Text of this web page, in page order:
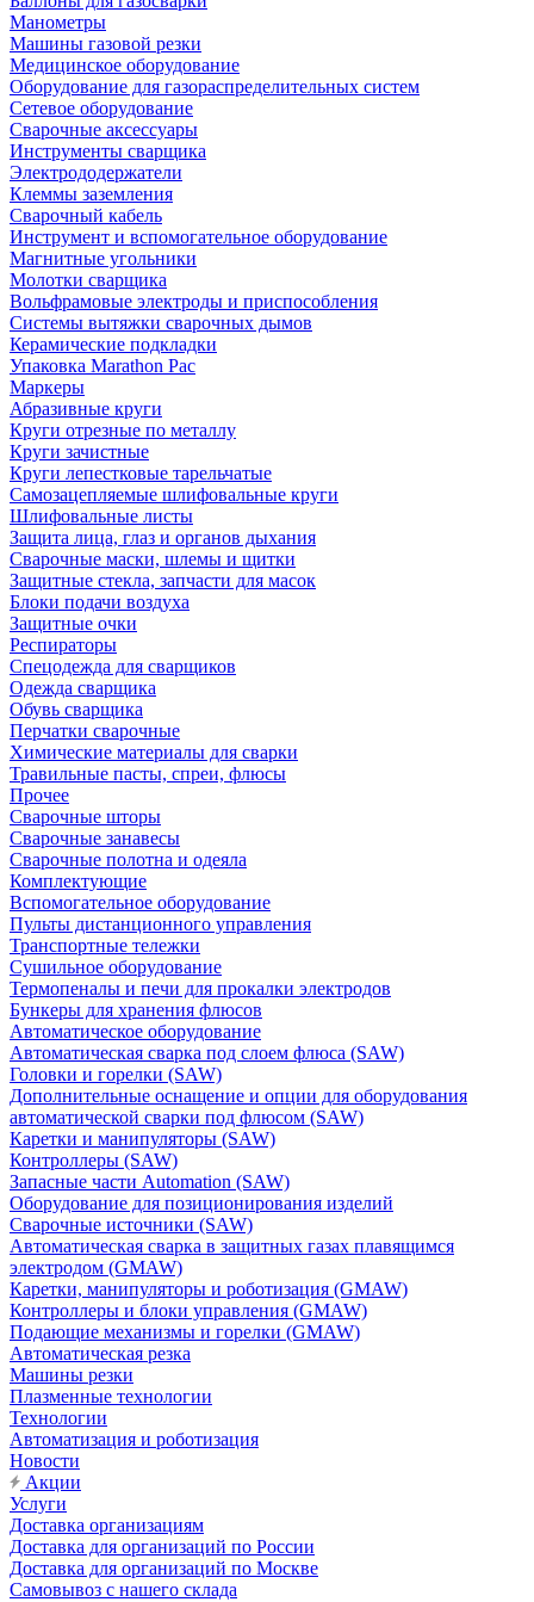
Манометры
Машины газовой резки
Медицинское оборудование
Оборудование для газораспределительных систем
Сетевое оборудование
Сварочные аксессуары
Инструменты сварщика
Электрододержатели
Клеммы заземления
Сварочный кабель
Инструмент и вспомогательное оборудование
Магнитные угольники
Молотки сварщика
Вольфрамовые электроды и приспособления
Системы вытяжки сварочных дымов
Керамические подкладки
Упаковка Marathon Pac
Маркеры
Абразивные круги
Круги отрезные по металлу
Круги зачистные
Круги лепестковые тарельчатые
Самозацепляемые шлифовальные круги
Шлифовальные листы
Защита лица, глаз и органов дыхания
Сварочные маски, шлемы и щитки
Защитные стекла, запчасти для масок
Блоки подачи воздуха
Защитные очки
Респираторы
Спецодежда для сварщиков
Одежда сварщика
Обувь сварщика
Перчатки сварочные
Химические материалы для сварки
Травильные пасты, спреи, флюсы
Прочее
Сварочные шторы
Сварочные занавесы
Сварочные полотна и одеяла
Комплектующие
Вспомогательное оборудование
Пульты дистанционного управления
Транспортные тележки
Сушильное оборудование
Термопеналы и печи для прокалки электродов
Бункеры для хранения флюсов
Автоматическое оборудование
Автоматическая сварка под слоем флюса (SAW)
Головки и горелки (SAW)
Дополнительные оснащение и опции для оборудования
автоматической сварки под флюсом (SAW)
Каретки и манипуляторы (SAW)
Контроллеры (SAW)
Запасные части Automation (SAW)
Оборудование для позиционирования изделий
Сварочные источники (SAW)
Автоматическая сварка в защитных газах плавящимся
электродом (GMAW)
Каретки, манипуляторы и роботизация (GMAW)
Контроллеры и блоки управления (GMAW)
Подающие механизмы и горелки (GMAW)
Автоматическая резка
Машины резки
Плазменные технологии
Технологии
Автоматизация и роботизация
Новости
Акции
Услуги
Доставка организациям
Доставка для организаций по России
Доставка для организаций по Москве
Самовывоз с нашего склада